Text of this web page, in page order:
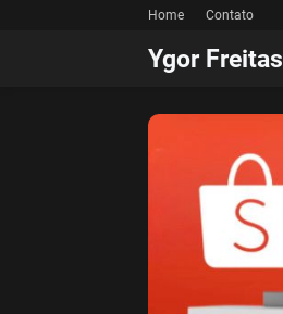
Home Contato
Ygor Freitas